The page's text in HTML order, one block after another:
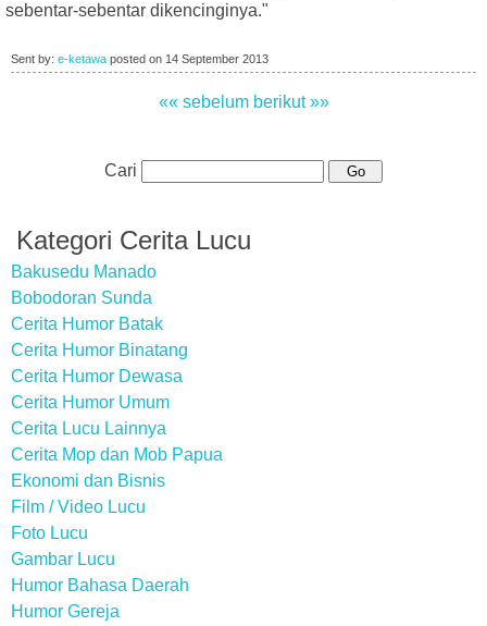
sebentar-sebentar dikencinginya."
Sent by: e-ketawa posted on 14 September 2013
«« sebelum berikut »»
Cari
Kategori Cerita Lucu
Bakusedu Manado
Bobodoran Sunda
Cerita Humor Batak
Cerita Humor Binatang
Cerita Humor Dewasa
Cerita Humor Umum
Cerita Lucu Lainnya
Cerita Mop dan Mob Papua
Ekonomi dan Bisnis
Film / Video Lucu
Foto Lucu
Gambar Lucu
Humor Bahasa Daerah
Humor Gereja